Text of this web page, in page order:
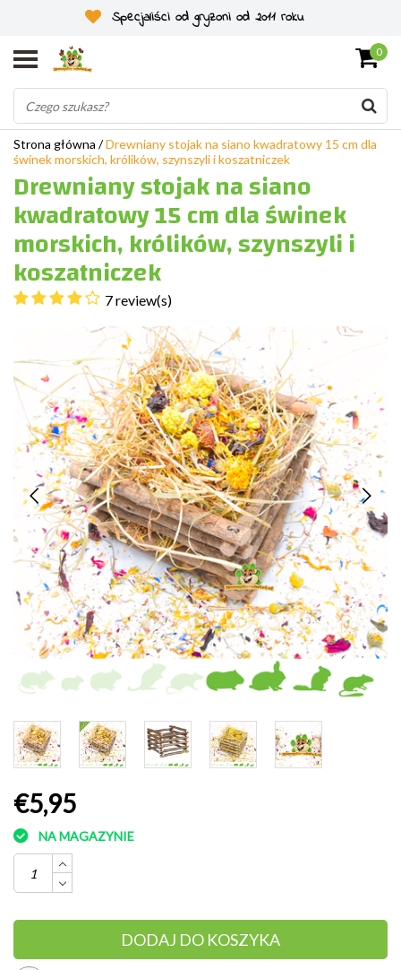
Specjaliści od gryzoni od 2011 roku
0
Strona główna /Drewniany stojak na siano kwadratowy 15 cm dla
świnek morskich, królików, szynszyli i koszatniczek
Drewniany stojak na siano
kwadratowy 15 cm dla świnek
morskich, królików, szynszyli i
koszatniczek
7 review(s)
€5,95
NA MAGAZYNIE
DODAJ DO KOSZYKA